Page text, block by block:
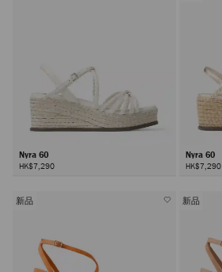
Nyra 60
HK$7,290
Nyra 60
HK$7,290
新品 新品